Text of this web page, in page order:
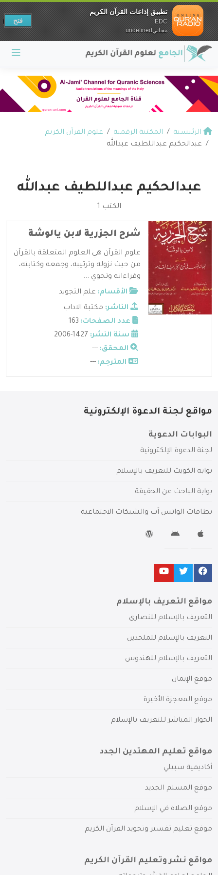
الرئيسية المكتبة الرقمية
علوم القرآن الكريم
عبدالحكيم عبداللطيف عبدالله
عبدالحكيم عبداللطيف عبدالله
الكتب 1
شرح الجزرية لابن يالوشة
علوم القرآن هي العلوم المتعلقة بالقرآن
من حيث نزوله وترتيبه، وجمعه وكتابته،
وقراءاته وتجوي ...
الأقسام: علم التجويد
الناشر: مكتبة الاداب
عدد الصفحات:
سنة النشر:
المحقق: ---
المترجم: ---
مواقع لجنة الدعوة الإلكترونية
البوابات الدعوية
لجنة الدعوة الإلكترونية
بوابة الكويت للتعريف بالإسلام
بوابة الباحث عن الحقيقة
بطاقات الواتس آب والشبكات الاجتماعية
مواقع التعريف بالإسلام
التعريف بالإسلام للنصارى
التعريف بالإسلام للملحدين
التعريف بالإسلام للهندوس
موقع الإيمان
موقع المعجزة الأخيرة
الحوار المباشر للتعريف بالإسلام
مواقع تعليم المهتدين الجدد
أكاديمية سبيلي
موقع المسلم الجديد
موقع الصلاة في الإسلام
موقع تعليم تفسير وتجويد القرآن الكريم
مواقع نشر وتعليم القرآن الكريم
تطبيق إذاعات القرآن الكريم
EDC
مجانيundefined
فتح